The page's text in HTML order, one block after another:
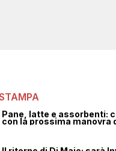
Pane, latte e assorbenti:
con la prossima manovra